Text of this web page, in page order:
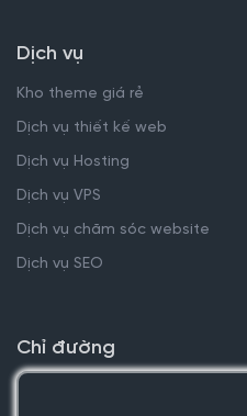
Dịch vụ
Kho theme giá rẻ
Dịch vụ thiết kế web
Dịch vụ Hosting
Dịch vụ VPS
Dịch vụ chăm sóc website
Dịch vụ SEO
Chỉ đường